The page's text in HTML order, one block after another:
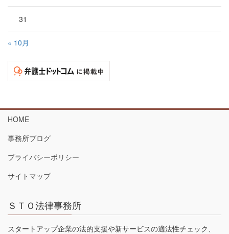
31
« 10月
HOME
事務所ブログ
プライバシーポリシー
サイトマップ
ＳＴＯ法律事務所
スタートアップ企業の法的支援や新サービスの適法性チェック、